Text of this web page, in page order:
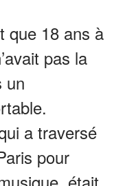
que 18 ans à
pas la
un
a traversé
pour